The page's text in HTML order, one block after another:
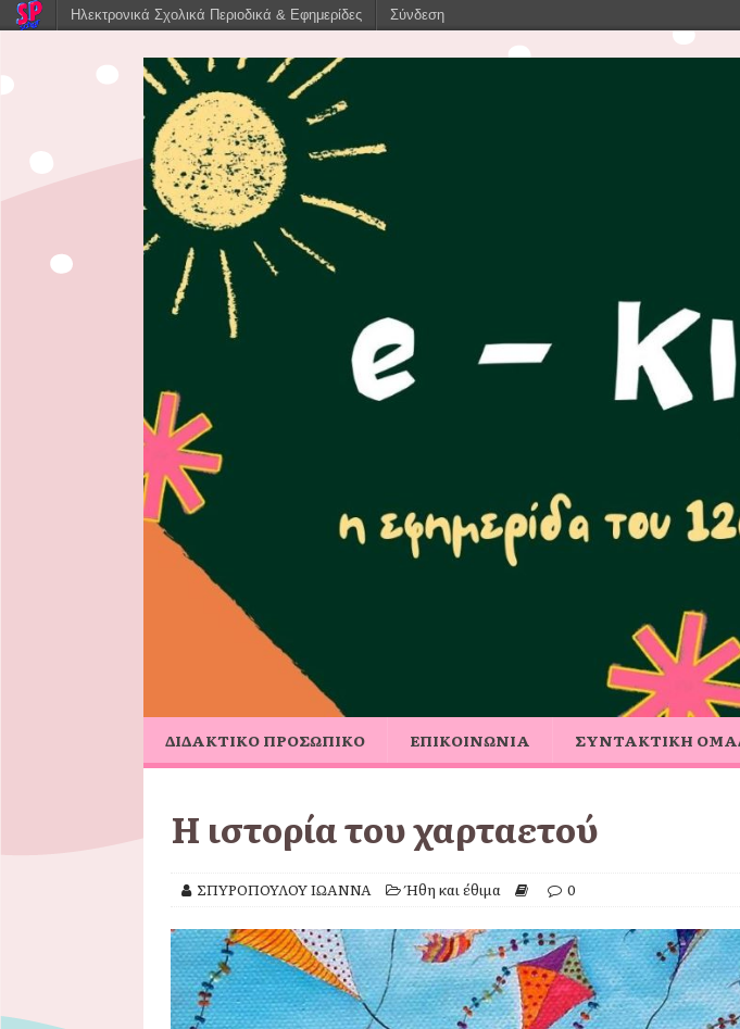
ΔΙΔΑΚΤΙΚΟ ΠΡΟΣΩΠΙΚΟ ΕΠΙΚΟΙΝΩΝΙΑ ΣΥΝΤΑΚΤΙΚΗ
Η ιστορία του χαρταετού
ΣΠΥΡΟΠΟΥΛΟΥ ΙΩΑΝΝΑ Ήθη και έθιμα 0
Ηλεκτρονικά Σχολικά Περιοδικά & Εφημερίδες Σύνδεση